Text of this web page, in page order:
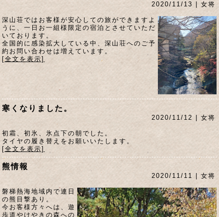
2020/11/13 | 女将
深山荘ではお客様が安心しての旅ができますよ
うに、一日お一組様限定の宿泊とさせていただ
いております。
全国的に感染拡大している中、深山荘へのご予
約お問い合わせは増えています。
[全文を表示]
寒くなりました。
2020/11/12 | 女将
初霜、初氷、氷点下の朝でした。
タイヤの履き替えをお願いいたします。
[全文を表示]
熊情報
2020/11/11 | 女将
磐梯熱海地域内で連日
の熊目撃あり。
今お客様方々へは、遊
歩道やけやきの森への